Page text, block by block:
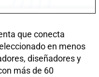
que conecta
en menos
diseñadores y
más de 60